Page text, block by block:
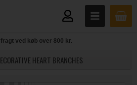
fragt ved køb over 800 kr.
HEART BRANCHES